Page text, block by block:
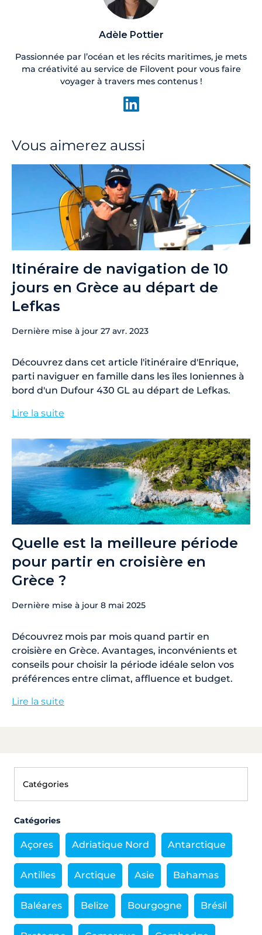
Adèle Pottier
Passionnée par l’océan et les récits maritimes, je mets
ma créativité au service de Filovent pour vous faire
voyager à travers mes contenus !
Vous aimerez aussi
Itinéraire de navigation de 10
jours en Grèce au départ de
Lefkas
Dernière mise à jour 27 avr. 2023
Découvrez dans cet article l'itinéraire d'Enrique,
parti naviguer en famille dans les îles Ioniennes à
bord d'un Dufour 430 GL au départ de Lefkas.
Lire la suite
Quelle est la meilleure période
pour partir en croisière en
Grèce ?
Dernière mise à jour 8 mai 2025
Découvrez mois par mois quand partir en
croisière en Grèce. Avantages, inconvénients et
conseils pour choisir la période idéale selon vos
préférences entre climat, affluence et budget.
Lire la suite
Catégories
Açores Adriatique Nord Antarctique
Antilles Arctique Asie Bahamas
Baléares Belize Bourgogne Brésil